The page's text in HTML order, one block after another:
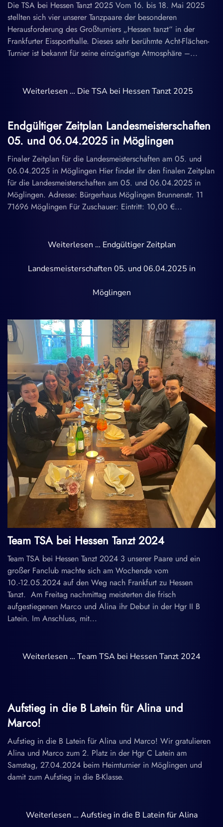
Die TSA bei Hessen Tanzt 2025 Vom 16. bis 18. Mai 2025
stellten sich vier unserer Tanzpaare der besonderen
Herausforderung des Großturniers „Hessen tanzt“ in der
Frankfurter Eissporthalle. Dieses sehr berühmte Acht-Flächen-
Turnier ist bekannt für seine einzigartige Atmosphäre –...
Weiterlesen … Die TSA bei Hessen Tanzt 2025
Endgültiger Zeitplan Landesmeisterschaften
05. und 06.04.2025 in Möglingen
Finaler Zeitplan für die Landesmeisterschaften am 05. und
06.04.2025 in Möglingen Hier findet ihr den finalen Zeitplan
für die Landesmeisterschaften am 05. und 06.04.2025 in
Möglingen. Adresse: Bürgerhaus Möglingen Brunnenstr. 11
71696 Möglingen Für Zuschauer: Eintritt: 10,00 €...
Weiterlesen … Endgültiger Zeitplan
Landesmeisterschaften 05. und 06.04.2025 in
Möglingen
Team TSA bei Hessen Tanzt 2024
Team TSA bei Hessen Tanzt 2024 3 unserer Paare und ein
großer Fanclub machte sich am Wochende vom
10.-12.05.2024 auf den Weg nach Frankfurt zu Hessen
Tanzt. Am Freitag nachmittag meisterten die frisch
aufgestiegenen Marco und Alina ihr Debut in der Hgr II B
Latein. Im Anschluss, mit...
Weiterlesen … Team TSA bei Hessen Tanzt 2024
Aufstieg in die B Latein für Alina und
Marco!
Aufstieg in die B Latein für Alina und Marco! Wir gratulieren
Alina und Marco zum 2. Platz in der Hgr C Latein am
Samstag, 27.04.2024 beim Heimturnier in Möglingen und
damit zum Aufstieg in die B-Klasse.
Weiterlesen … Aufstieg in die B Latein für Alina